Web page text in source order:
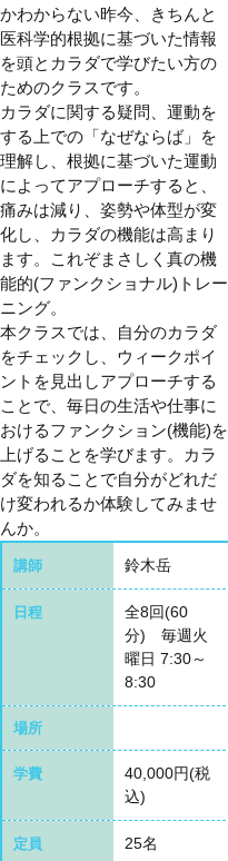
かわからない昨今、きちんと
医科学的根拠に基づいた情報
を頭とカラダで学びたい方の
ためのクラスです。
カラダに関する疑問、運動を
する上での「なぜならば」を
理解し、根拠に基づいた運動
によってアプローチすると、
痛みは減り、姿勢や体型が変
化し、カラダの機能は高まり
ます。これぞまさしく真の機
能的(ファンクショナル)トレー
ニング。
本クラスでは、自分のカラダ
をチェックし、ウィークポイ
ントを見出しアプローチする
ことで、毎日の生活や仕事に
おけるファンクション(機能)を
上げることを学びます。カラ
ダを知ることで自分がどれだ
け変われるか体験してみませ
んか。
講師 鈴木岳
日程
全8回(60
分) 毎週火
曜日 7:30～
8:30
場所
学費
40,000円(税
込)
定員 25名